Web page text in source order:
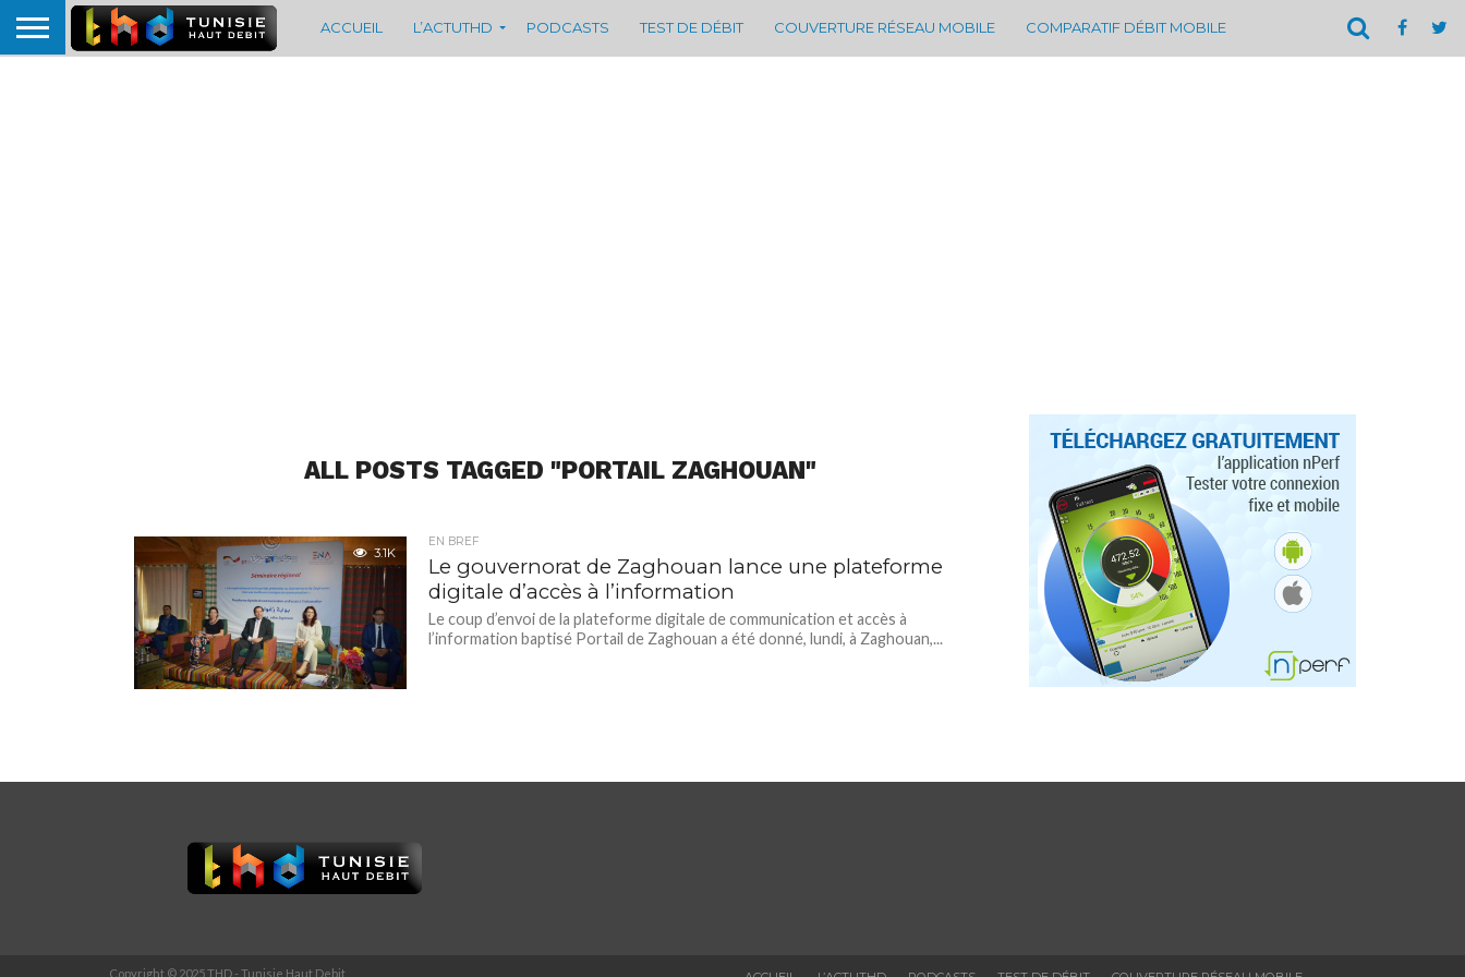
ACCUEIL L’ACTUTHD PODCASTS TEST DE DÉBIT COUVERTURE RÉSEAU MOBILE COMPARATIF DÉBIT MOBILE
ALL POSTS TAGGED "PORTAIL ZAGHOUAN"
3.1K
EN BREF
Le gouvernorat de Zaghouan lance une plateforme
digitale d’accès à l’information
Le coup d’envoi de la plateforme digitale de communication et accès à
l’information baptisé Portail de Zaghouan a été donné, lundi, à Zaghouan,...
Copyright © 2025 THD - Tunisie Haut Debit.